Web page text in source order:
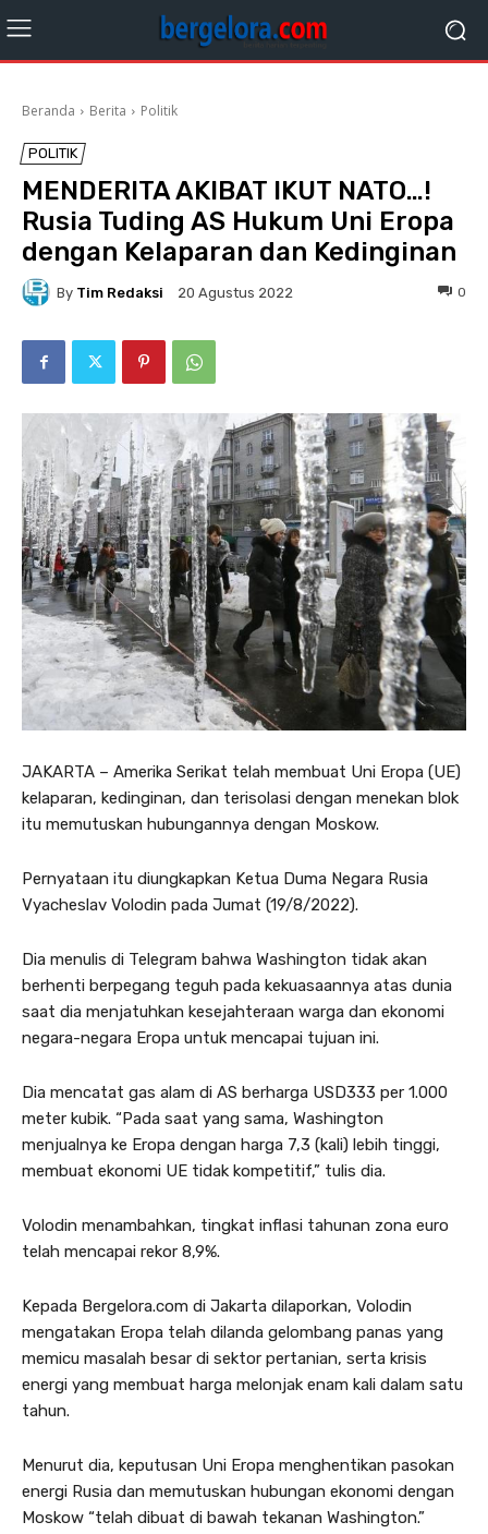
Beranda Berita Politik
POLITIK
MENDERITA AKIBAT IKUT NATO…!
Rusia Tuding AS Hukum Uni Eropa
dengan Kelaparan dan Kedinginan
By Tim Redaksi 20 Agustus 2022 0
JAKARTA – Amerika Serikat telah membuat Uni Eropa (UE)
kelaparan, kedinginan, dan terisolasi dengan menekan blok
itu memutuskan hubungannya dengan Moskow.
Pernyataan itu diungkapkan Ketua Duma Negara Rusia
Vyacheslav Volodin pada Jumat (19/8/2022).
Dia menulis di Telegram bahwa Washington tidak akan
berhenti berpegang teguh pada kekuasaannya atas dunia
saat dia menjatuhkan kesejahteraan warga dan ekonomi
negara-negara Eropa untuk mencapai tujuan ini.
Dia mencatat gas alam di AS berharga USD333 per 1.000
meter kubik. “Pada saat yang sama, Washington
menjualnya ke Eropa dengan harga 7,3 (kali) lebih tinggi,
membuat ekonomi UE tidak kompetitif,” tulis dia.
Volodin menambahkan, tingkat inflasi tahunan zona euro
telah mencapai rekor 8,9%.
Kepada Bergelora.com di Jakarta dilaporkan, Volodin
mengatakan Eropa telah dilanda gelombang panas yang
memicu masalah besar di sektor pertanian, serta krisis
energi yang membuat harga melonjak enam kali dalam satu
tahun.
Menurut dia, keputusan Uni Eropa menghentikan pasokan
energi Rusia dan memutuskan hubungan ekonomi dengan
Moskow “telah dibuat di bawah tekanan Washington.”